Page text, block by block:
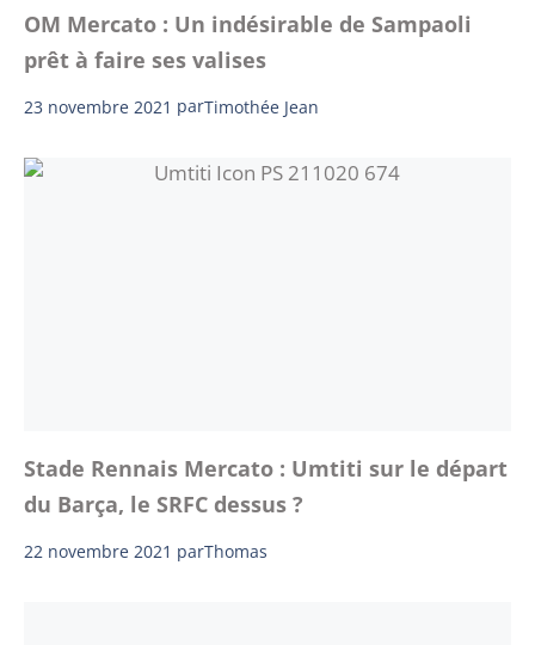
OM Mercato : Un indésirable de Sampaoli
prêt à faire ses valises
23 novembre 2021 parTimothée Jean
Stade Rennais Mercato : Umtiti sur le départ
du Barça, le SRFC dessus ?
22 novembre 2021 parThomas